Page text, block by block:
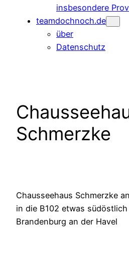
insbesondere
teamdochnoch.de
über
Datenschutz
Schmerzke
Chausseehaus Schmerzke
in die B102 etwas
Brandenburg an der Havel